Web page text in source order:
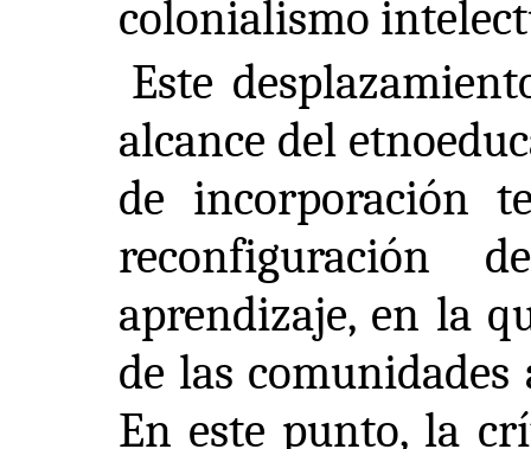
colonialismo
Este
alcance del
de incorporación
reconfiguración
aprendizaje, en la
de las
En este punto, la